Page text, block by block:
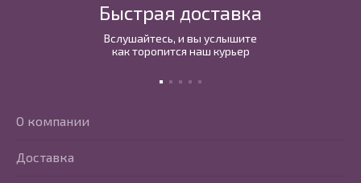
Быстрая доставка
Вслушайтесь, и вы услышите
как торопится наш курьер
О компании
Доставка